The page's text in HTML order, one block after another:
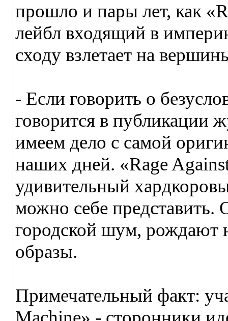
прошло и пары лет, как
лейбл входящий в
сходу взлетает на
- Если говорить о
говорится в публикации
имеем дело с самой
наших дней. «Rage
удивительный
можно себе
городской шум, рождают
образы.
Примечательный факт: